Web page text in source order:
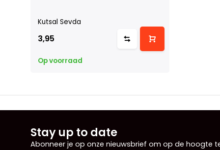
Kutsal Sevda
3,95
Op voorraad
Stay up to date
Abonneer je op onze nieuwsbrief om op de hoogte